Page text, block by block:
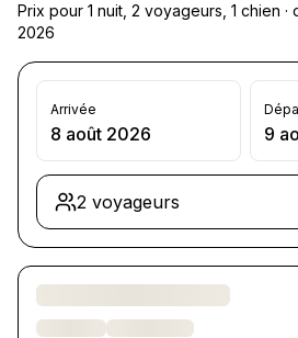
Prix pour 1 nuit, 2 voyageurs, 1 chien
2026
Arrivée
8 août 2026 9
2 voyageurs
Chargement des chambres et